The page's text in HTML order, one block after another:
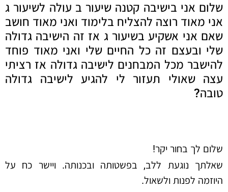
שלום אני בישיבה קטנה שיעור ב עולה לשיעור ג
אני מאוד רוצה להצליח בלימוד ואני מאוד חושב
שאם אני אשקיע בשיעור ג אז זה הישיבה גדולה
שלי ובעצם זה כל החיים שלי ואני מאוד פוחד
להישבר מכל המבחנים לישיבה גדולה אז רציתי
עצה שאולי תעזור לי להגיע לישיבה גדולה
טובה?
שלום לך בחור יקר!
שאלתך נוגעת ללב, בפשטותה ובכנותה. ויישר כח על
היוזמה לפנות ולשאול.